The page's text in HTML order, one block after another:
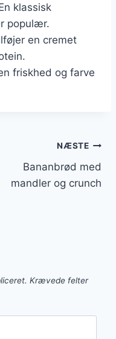
klassisk
populær.
en cremet
friskhed og farve
NÆSTE
Bananbrød med
mandler og crunch
Krævede felter